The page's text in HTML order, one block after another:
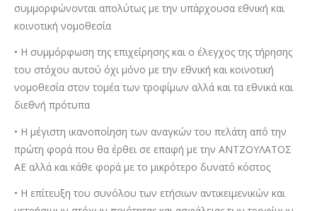
συμμορφώνονται απολύτως με την υπάρχουσα εθνική και
κοινοτική νομοθεσία
• Η συμμόρφωση της επιχείρησης και ο έλεγχος της τήρησης
του στόχου αυτού όχι μόνο με την εθνική και κοινοτική
νομοθεσία στον τομέα των τροφίμων αλλά και τα εθνικά και
διεθνή πρότυπα
• Η μέγιστη ικανοποίηση των αναγκών του πελάτη από την
πρώτη φορά που θα έρθει σε επαφή με την ΑΝΤΖΟΥΛΑΤΟΣ
ΑΕ αλλά και κάθε φορά με το μικρότερο δυνατό κόστος
• Η επίτευξη του συνόλου των ετήσιων αντικειμενικών και